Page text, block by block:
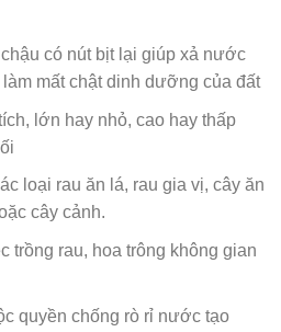
có nút bịt lại giúp xả nước
mất chật dinh dưỡng của đất
lớn hay nhỏ, cao hay thấp
loại rau ăn lá, rau gia vị, cây ăn
cây cảnh.
trồng rau, hoa trông không gian
quyền chống rò rỉ nước tạo